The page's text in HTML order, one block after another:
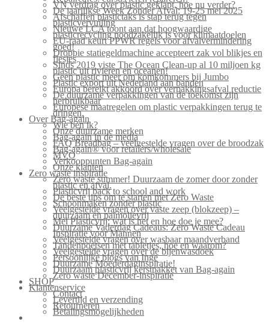
VN verdrag over plastic geklapt, hoe nu verder?
De jaarlijkse Week Zonder Afval: 19-25 mei 2025
Afschaffen plastictaks is stap terug tegen
plasticvervuiling
Nieuwe LCA toont aan dat hoogwaardige
plasticrecycling noodzakelijk is voor klimaatdoelen
EU-raad keurt PPWR regels voor afvalvermindering
goed!
Droppie statiegeldmachine accepteert zak vol blikjes en
flesjes
Sinds 2019 viste The Ocean Clean-up al 10 miljoen kg
plastic uit rivieren en oceanen!
Geen plastic meer om komkommers bij Jumbo
Plastic export uit Nederland aan banden
Europa bereikt akkoord over verpakkingsafval reductie
De duurzame verpakkingen van de toekomst zijn
herbruikbaar
Europese maatregelen om plastic verpakkingen terug te
dringen.
Over Bag-again
Wie ben ik?
Onze duurzame merken
Bag-again in de media
FAQ Breadbag – veelgestelde vragen over de broodzak
Bag-again® voor retailers/wholesale
MVO
Verkooppunten Bag-again
Onze klanten
Zero waste inspiratie
Zero waste summer! Duurzaam de zomer door zonder
plastic en afval.
Plasticvrij back to school and work
De beste tips om te starten met Zero Waste
Schoonmaken zonder plastic
Veelgestelde vragen over vaste zeep (blokzeep) –
duurzaam en palmolievrij
Mei Plasticvrij: wat is het en hoe doe je mee?
Duurzame Vaderdag Cadeaus: Zero Waste Cadeau
Inspiratie voor Mannen
Veelgestelde vragen over wasbaar maandverband
Tandenpoetsen met tabletjes, hoe en waarom?
Veelgestelde vragen over de bijenwasdoek
Persoonlijke blogs van Inge
Duurzame Moederdaginspiratie!
Duurzaam plasticvrij kerstpakket van Bag-again
Zero waste December-inspiratie
SHOP
Klantenservice
Contact
Levertijd en verzending
Retourneren
Betalingsmogelijkheden